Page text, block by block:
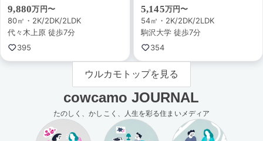
9,880万円〜
80㎡・2K/2DK/2LDK
代々木上原 徒歩7分
395
5,145万円〜
54㎡・2K/2DK/2LDK
駒沢大学 徒歩7分
354
ウルカモトップを見る
cowcamo JOURNAL
たのしく、かしこく、人生を彩る住まいメディア